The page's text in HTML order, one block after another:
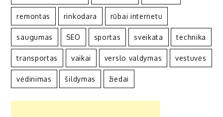
remontas rinkodara rūbai internetu
saugumas SEO sportas sveikata technika
transportas vaikai verslo valdymas vestuvės
vėdinimas šildymas žiedai